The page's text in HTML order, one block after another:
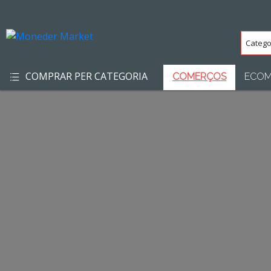
COMPRAR PER CATEGORIA
COMERÇOS